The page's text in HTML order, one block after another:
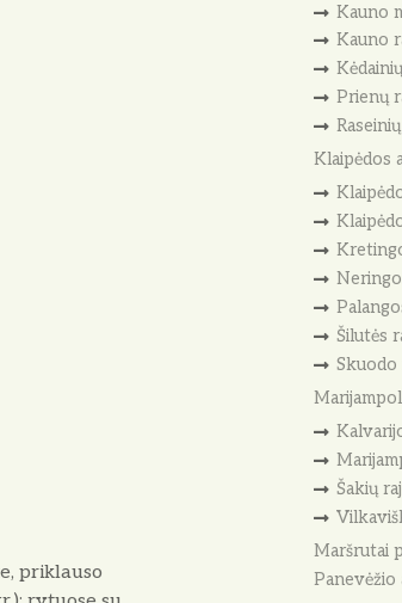
priklauso
Kauno
Kauno
Prienų
Klaipėdos
Šilutės
Skuodo
Šakių
Maršrutai
Panevėžio